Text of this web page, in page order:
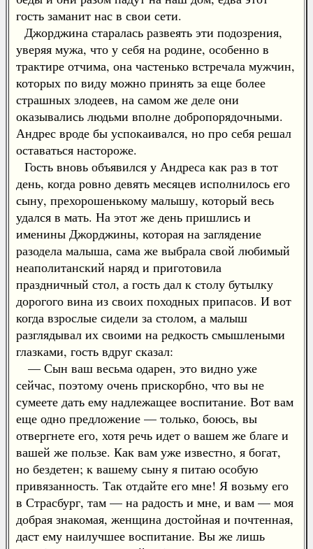
гость заманит нас в свои сети.
Джорджина старалась развеять эти подозрения,
уверяя мужа, что у себя на родине, особенно в
трактире отчима, она частенько встречала мужчин,
которых по виду можно принять за еще более
страшных злодеев, на самом же деле они
оказывались людьми вполне добропорядочными.
Андрес вроде бы успокаивался, но про себя решал
оставаться настороже.
Гость вновь объявился у Андреса как раз в тот
день, когда ровно девять месяцев исполнилось его
сыну, прехорошенькому малышу, который весь
удался в мать. На этот же день пришлись и
именины Джорджины, которая на заглядение
разодела малыша, сама же выбрала свой любимый
неаполитанский наряд и приготовила
праздничный стол, а гость дал к столу бутылку
дорогого вина из своих походных припасов. И вот
когда взрослые сидели за столом, а малыш
разглядывал их своими на редкость смышлеными
глазками, гость вдруг сказал:
— Сын ваш весьма одарен, это видно уже
сейчас, поэтому очень прискорбно, что вы не
сумеете дать ему надлежащее воспитание. Вот вам
еще одно предложение — только, боюсь, вы
отвергнете его, хотя речь идет о вашем же благе и
вашей же пользе. Как вам уже известно, я богат,
но бездетен; к вашему сыну я питаю особую
привязанность. Так отдайте его мне! Я возьму его
в Страсбург, там — на радость и мне, и вам — моя
добрая знакомая, женщина достойная и почтенная,
даст ему наилучшее воспитание. Вы же лишь